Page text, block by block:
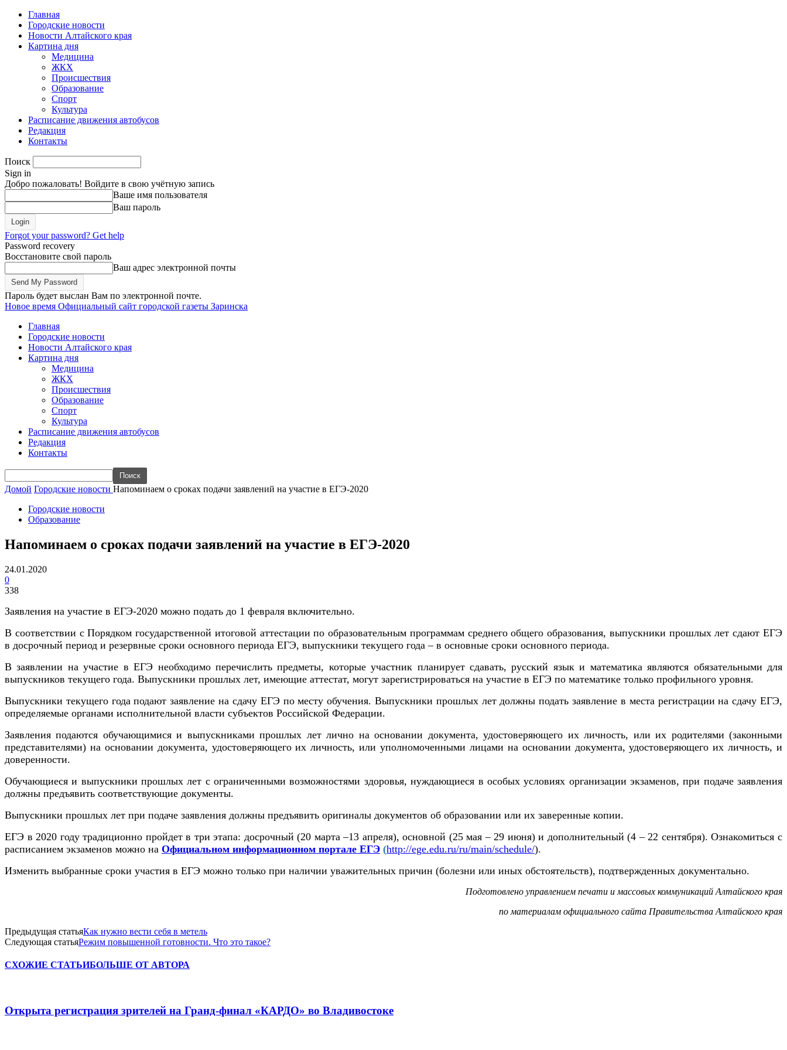
Главная
Городские новости
Новости Алтайского края
Картина дня
Медицина
ЖКХ
Происшествия
Образование
Спорт
Культура
Расписание движения автобусов
Редакция
Контакты
Поиск
Sign in
Добро пожаловать! Войдите в свою учётную запись
Ваше имя пользователя
Ваш пароль
Forgot your password? Get help
Password recovery
Восстановите свой пароль
Ваш адрес электронной почты
Пароль будет выслан Вам по электронной почте.
Новое время Официальный сайт городской газеты Заринска
Главная
Городские новости
Новости Алтайского края
Картина дня
Медицина
ЖКХ
Происшествия
Образование
Спорт
Культура
Расписание движения автобусов
Редакция
Контакты
Домой Городские новости Напоминаем о сроках подачи заявлений на участие в ЕГЭ-2020
Городские новости
Образование
Напоминаем о сроках подачи заявлений на участие в ЕГЭ-2020
24.01.2020
0
338
Заявления на участие в ЕГЭ-2020 можно подать до 1 февраля включительно.
В соответствии с Порядком государственной итоговой аттестации по образовательным программам среднего общего образования, выпускники прошлых лет сдают ЕГЭ
в досрочный период и резервные сроки основного периода ЕГЭ, выпускники текущего года – в основные сроки основного периода.
В заявлении на участие в ЕГЭ необходимо перечислить предметы, которые участник планирует сдавать, русский язык и математика являются обязательными для
выпускников текущего года. Выпускники прошлых лет, имеющие аттестат, могут зарегистрироваться на участие в ЕГЭ по математике только профильного уровня.
Выпускники текущего года подают заявление на сдачу ЕГЭ по месту обучения. Выпускники прошлых лет должны подать заявление в места регистрации на сдачу ЕГЭ,
определяемые органами исполнительной власти субъектов Российской Федерации.
Заявления подаются обучающимися и выпускниками прошлых лет лично на основании документа, удостоверяющего их личность, или их родителями (законными
представителями) на основании документа, удостоверяющего их личность, или уполномоченными лицами на основании документа, удостоверяющего их личность, и
доверенности.
Обучающиеся и выпускники прошлых лет с ограниченными возможностями здоровья, нуждающиеся в особых условиях организации экзаменов, при подаче заявления
должны предъявить соответствующие документы.
Выпускники прошлых лет при подаче заявления должны предъявить оригиналы документов об образовании или их заверенные копии.
ЕГЭ в 2020 году традиционно пройдет в три этапа: досрочный (20 марта –13 апреля), основной (25 мая – 29 июня) и дополнительный (4 – 22 сентября). Ознакомиться с
расписанием экзаменов можно на Официальном информационном портале ЕГЭ (http://ege.edu.ru/ru/main/schedule/).
Изменить выбранные сроки участия в ЕГЭ можно только при наличии уважительных причин (болезни или иных обстоятельств), подтвержденных документально.
Подготовлено управлением печати и массовых коммуникаций Алтайского края
по материалам официального сайта Правительства Алтайского края
Предыдущая статьяКак нужно вести себя в метель
Следующая статьяРежим повышенной готовности. Что это такое?
СХОЖИЕ СТАТЬИБОЛЬШЕ ОТ АВТОРА
Открыта регистрация зрителей на Гранд-финал «КАРДО» во Владивостоке